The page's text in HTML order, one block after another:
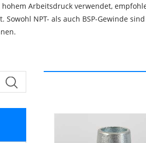
Arbeitsdruck verwendet,
Sowohl NPT- als auch BSP-Gewinde